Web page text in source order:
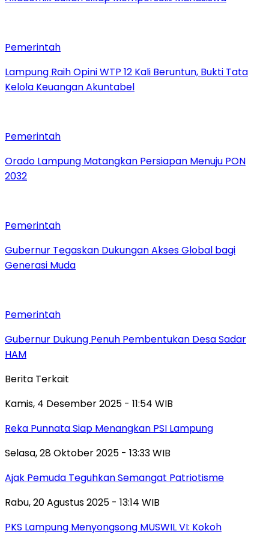
Pemerintah
Lampung Raih Opini WTP 12 Kali Beruntun, Bukti Tata
Kelola Keuangan Akuntabel
Pemerintah
Orado Lampung Matangkan Persiapan Menuju PON
2032
Pemerintah
Gubernur Tegaskan Dukungan Akses Global bagi
Generasi Muda
Pemerintah
Gubernur Dukung Penuh Pembentukan Desa Sadar
HAM
Berita Terkait
Kamis, 4 Desember 2025 - 11:54 WIB
Reka Punnata Siap Menangkan PSI Lampung
Selasa, 28 Oktober 2025 - 13:33 WIB
Ajak Pemuda Teguhkan Semangat Patriotisme
Rabu, 20 Agustus 2025 - 13:14 WIB
PKS Lampung Menyongsong MUSWIL VI: Kokoh